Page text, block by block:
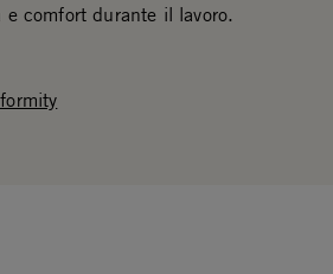
e comfort durante il lavoro.